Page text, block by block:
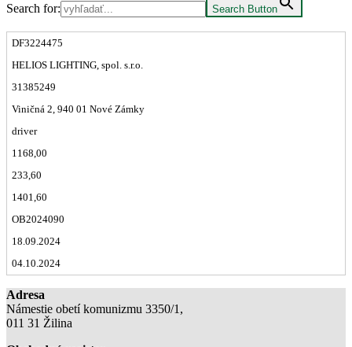
Search for: Search Button
DF3224475
HELIOS LIGHTING, spol. s.r.o.
31385249
Viničná 2, 940 01 Nové Zámky
driver
1168,00
233,60
1401,60
OB2024090
18.09.2024
04.10.2024
Adresa
Námestie obetí komunizmu 3350/1,
011 31 Žilina